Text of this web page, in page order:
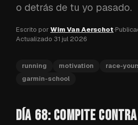
o detrás de tu yo pasado.
Escrito porWim Van Aerschot·
Actualizado 31 jul 2026
running motivation race-
garmin-school
DÍA 68: COMPITE